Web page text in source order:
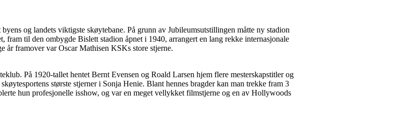
og landets viktigste skøytebane. På grunn av Jubileumsutstillingen måtte ny stadion
fram til den ombygde Bislett stadion åpnet i 1940, arrangert en lang rekke internasjonale
år framover var Oscar Mathisen KSKs store stjerne.
På 1920-tallet hentet Bernt Evensen og Roald Larsen hjem flere mesterskapstitler og
største stjerner i Sonja Henie. Blant hennes bragder kan man trekke fram 3
hun profesjonelle isshow, og var en meget vellykket filmstjerne og en av Hollywoods